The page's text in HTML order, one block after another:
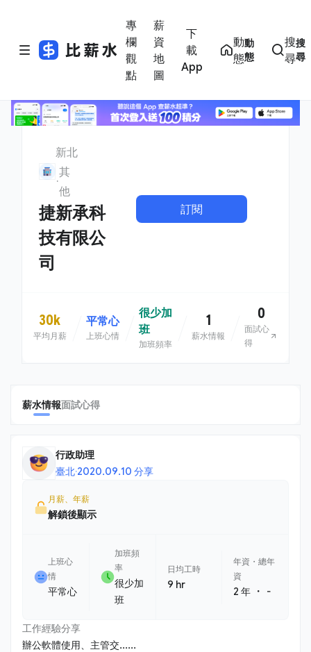
專
欄
觀
點
薪
資
地
圖
下
載
App
動
態
動
態
搜
尋
搜
尋
新北
其
他
捷新承科
技有限公
司
訂閱
30k
平均月薪
平常心
上班心情
很少加
班
加班頻率
1
薪水情報
0
面試心
得
薪水情報面試心得
行政助理
臺北·2020.09.10 分享
月薪、年薪
解鎖後顯示
上班心
情
平常心
加班頻
率
很少加
班
日均工時
9 hr
年資・總年
資
2 年 ・ -
工作經驗分享
辦公軟體使用、主管交......